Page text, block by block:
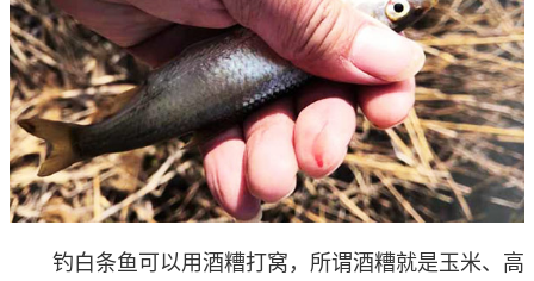
钓白条鱼可以用酒糟打窝，所谓酒糟就是玉米、高